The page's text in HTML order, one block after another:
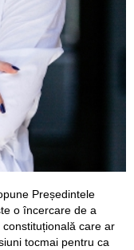
Președintele
o încercare de a
care ar
tocmai pentru ca